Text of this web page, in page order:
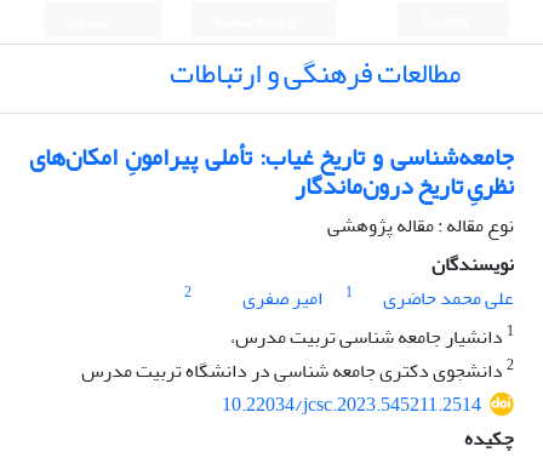
مطالعات فرهنگی و ارتباطات
جامعه‌شناسی و تاریخ غیاب: تأملی پیرامونِ امکان‌های
نظریِ تاریخ درون‌ماندگار
نوع مقاله : مقاله پژوهشی
نویسندگان
علی محمد حاضری
1 امیر صفری
2
1 دانشیار جامعه شناسی تربیت مدرس،
2دانشجوی دکتری جامعه شناسی در دانشگاه تربیت مدرس
10.22034/jcsc.2023.545211.2514
چکیده